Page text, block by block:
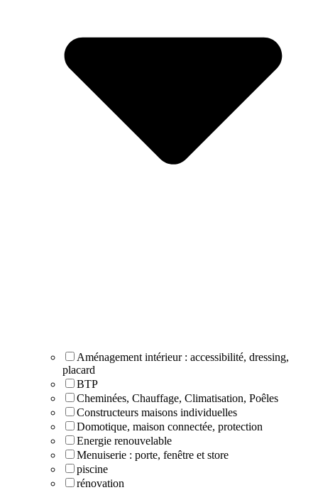
Aménagement intérieur : accessibilité, dressing,
placard
BTP
Cheminées, Chauffage, Climatisation, Poêles
Constructeurs maisons individuelles
Domotique, maison connectée, protection
Energie renouvelable
Menuiserie : porte, fenêtre et store
piscine
rénovation